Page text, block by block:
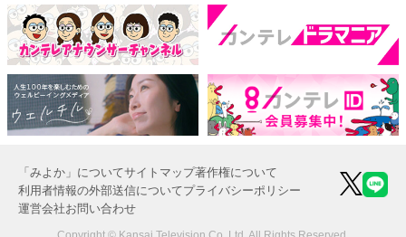
「みよか」についてサイトマップ著作権について
利用者情報の外部送信についてプライバシーポリシー
運営会社お問い合わせ